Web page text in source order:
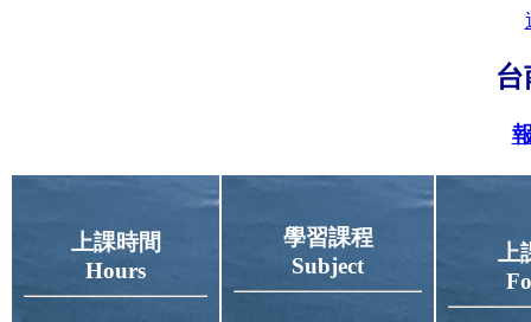
上課時間
Hours
學習課程
Subject